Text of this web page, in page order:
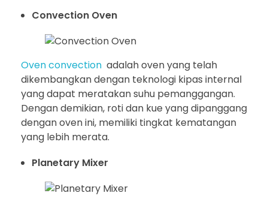
Convection Oven
Oven convection adalah oven yang telah
dikembangkan dengan teknologi kipas internal
yang dapat meratakan suhu pemanggangan.
Dengan demikian, roti dan kue yang dipanggang
dengan oven ini, memiliki tingkat kematangan
yang lebih merata.
Planetary Mixer